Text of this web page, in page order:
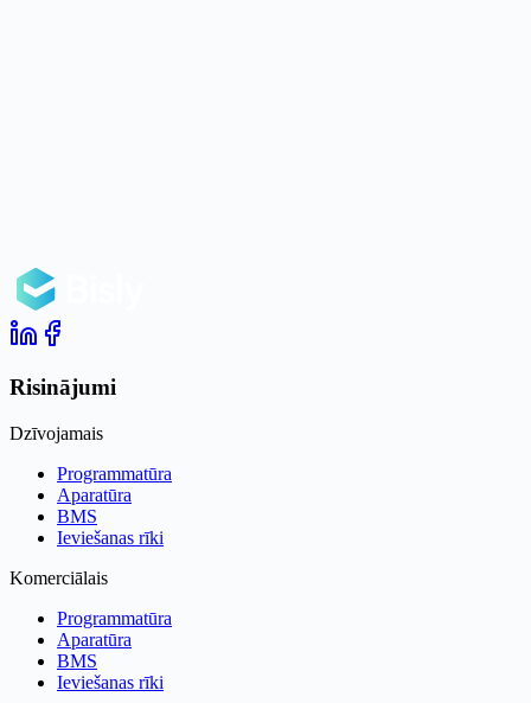
Risinājumi
Dzīvojamais
Programmatūra
Aparatūra
BMS
Ieviešanas rīki
Komerciālais
Programmatūra
Aparatūra
BMS
Ieviešanas rīki